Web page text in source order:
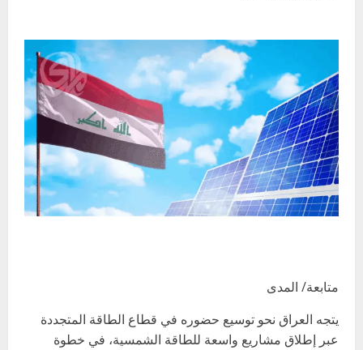
متابعة/ المدى
يتجه العراق نحو توسيع حضوره في قطاع الطاقة المتجددة
عبر إطلاق مشاريع واسعة للطاقة الشمسية، في خطوة